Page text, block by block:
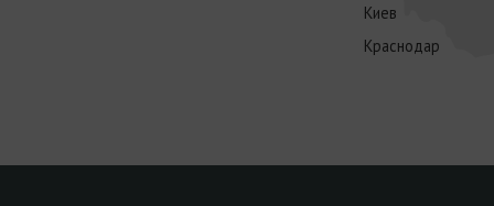
Киев
Краснодар